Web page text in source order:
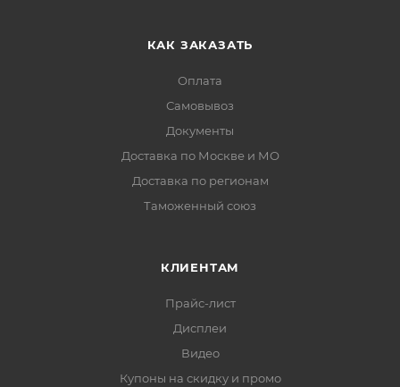
КАК ЗАКАЗАТЬ
Оплата
Самовывоз
Документы
Доставка по Москве и МО
Доставка по регионам
Таможенный союз
КЛИЕНТАМ
Прайс-лист
Дисплеи
Видео
Купоны на скидку и промо